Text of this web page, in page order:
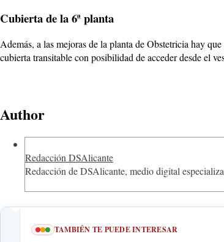
Cubierta de la 6ª planta
Además, a las mejoras de la planta de Obstetricia hay
cubierta transitable con posibilidad de acceder desde el
Author
Redacción DSAlicante
Redacción de DSAlicante, medio digital
TAMBIÉN TE PUEDE INTERESAR